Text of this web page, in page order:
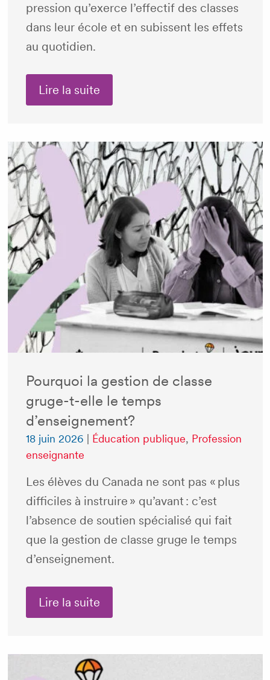
pression qu’exerce l’effectif des classes
dans leur école et en subissent les effets
au quotidien.
Lire la suite
Pourquoi la gestion de classe
gruge-t-elle le temps
d’enseignement?
18 juin 2026 Éducation publique, Profession
enseignante
Les élèves du Canada ne sont pas « plus
difficiles à instruire » qu’avant : c’est
l’absence de soutien spécialisé qui fait
que la gestion de classe gruge le temps
d’enseignement.
Lire la suite